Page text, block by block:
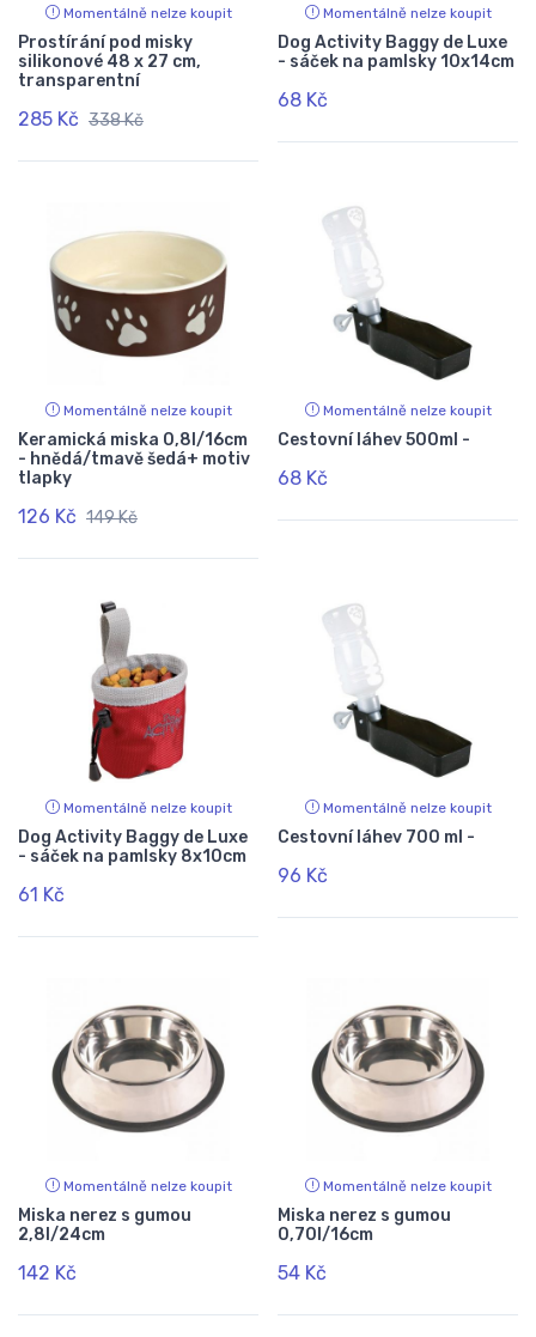
Momentálně nelze koupit
Prostírání pod misky
silikonové 48 x 27 cm,
transparentní
285 Kč 338 Kč
Momentálně nelze koupit
Dog Activity Baggy de Luxe
- sáček na pamlsky 10x14cm
68 Kč
Momentálně nelze koupit
Keramická miska 0,8l/16cm
- hnědá/tmavě šedá+ motiv
tlapky
126 Kč 149 Kč
Momentálně nelze koupit
Cestovní láhev 500ml -
68 Kč
Momentálně nelze koupit
Dog Activity Baggy de Luxe
- sáček na pamlsky 8x10cm
61 Kč
Momentálně nelze koupit
Cestovní láhev 700 ml -
96 Kč
Momentálně nelze koupit
Miska nerez s gumou
2,8l/24cm
142 Kč
Momentálně nelze koupit
Miska nerez s gumou
0,70l/16cm
54 Kč